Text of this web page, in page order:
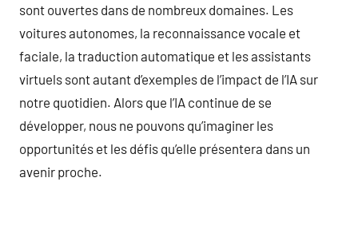
sont ouvertes dans de nombreux domaines. Les
voitures autonomes, la reconnaissance vocale et
faciale, la traduction automatique et les assistants
virtuels sont autant d’exemples de l’impact de l’IA sur
notre quotidien. Alors que l’IA continue de se
développer, nous ne pouvons qu’imaginer les
opportunités et les défis qu’elle présentera dans un
avenir proche.